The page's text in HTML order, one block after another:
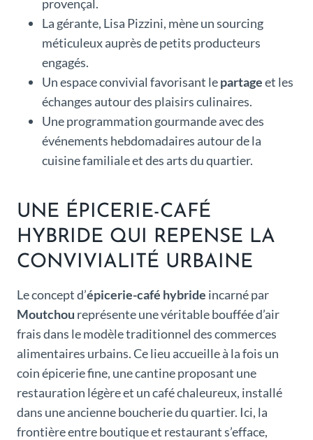
provençal.
La gérante, Lisa Pizzini, mène un sourcing
méticuleux auprès de petits producteurs
engagés.
Un espace convivial favorisant lepartageet les
échanges autour des plaisirs culinaires.
Une programmation gourmande avec des
événements hebdomadaires autour de la
cuisine familiale et des arts du quartier.
UNE ÉPICERIE-CAFÉ
HYBRIDE QUI REPENSE LA
CONVIVIALITÉ URBAINE
Le concept d’épicerie-café hybride incarné par
Moutchou représente une véritable bouffée d’air
frais dans le modèle traditionnel des commerces
alimentaires urbains. Ce lieu accueille à la fois un
coin épicerie fine, une cantine proposant une
restauration légère et un café chaleureux, installé
dans une ancienne boucherie du quartier. Ici, la
frontière entre boutique et restaurant s’efface,